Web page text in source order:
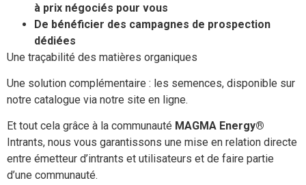
à prix négociés pour vous
De bénéficier des campagnes de prospection
dédiées
Une traçabilité des matières organiques
Une solution complémentaire : les semences, disponible sur
notre catalogue via notre site en ligne.
Et tout cela grâce à la communauté MAGMA Energy®
Intrants, nous vous garantissons une mise en relation directe
entre émetteur d’intrants et utilisateurs et de faire partie
d’une communauté.